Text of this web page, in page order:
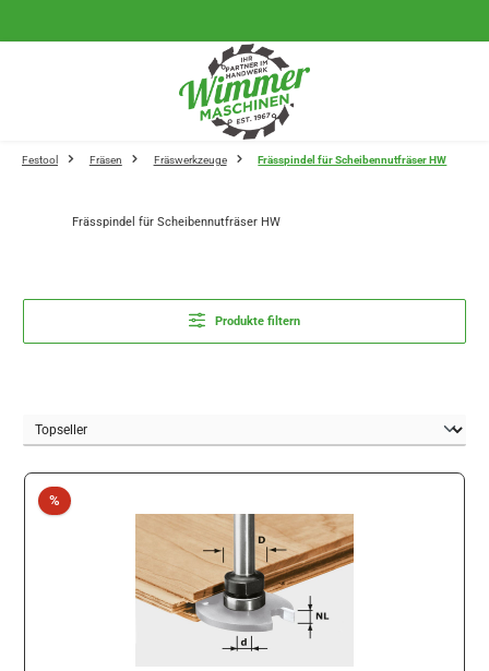
Festool Fräsen Fräswerkzeuge Frässpindel für Scheibennutfräser HW
Frässpindel für Scheibennutfräser HW
Produkte filtern
%Rabatt